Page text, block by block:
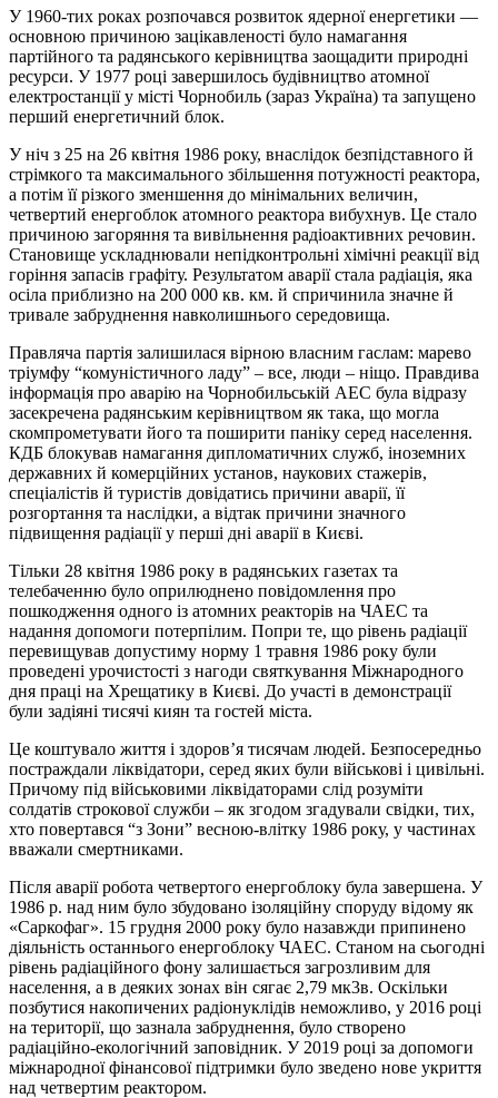
У 1960-тих роках розпочався розвиток ядерної енергетики —
основною причиною зацікавленості було намагання
партійного та радянського керівництва заощадити природні
ресурси. У 1977 році завершилось будівництво атомної
електростанції у місті Чорнобиль (зараз Україна) та запущено
перший енергетичний блок.
У ніч з 25 на 26 квітня 1986 року, внаслідок безпідставного й
стрімкого та максимального збільшення потужності реактора,
а потім її різкого зменшення до мінімальних величин,
четвертий енергоблок атомного реактора вибухнув. Це стало
причиною загоряння та вивільнення радіоактивних речовин.
Становище ускладнювали непідконтрольні хімічні реакції від
горіння запасів графіту. Результатом аварії стала радіація, яка
осіла приблизно на 200 000 кв. км. й спричинила значне й
тривале забруднення навколишнього середовища.
Правляча партія залишилася вірною власним гаслам: марево
тріумфу “комуністичного ладу” – все, люди – ніщо. Правдива
інформація про аварію на Чорнобильській АЕС була відразу
засекречена радянським керівництвом як така, що могла
скомпрометувати його та поширити паніку серед населення.
КДБ блокував намагання дипломатичних служб, іноземних
державних й комерційних установ, наукових стажерів,
спеціалістів й туристів довідатись причини аварії, її
розгортання та наслідки, а відтак причини значного
підвищення радіації у перші дні аварії в Києві.
Тільки 28 квітня 1986 року в радянських газетах та
телебаченню було оприлюднено повідомлення про
пошкодження одного із атомних реакторів на ЧАЕС та
надання допомоги потерпілим. Попри те, що рівень радіації
перевищував допустиму норму 1 травня 1986 року були
проведені урочистості з нагоди святкування Міжнародного
дня праці на Хрещатику в Києві. До участі в демонстрації
були задіяні тисячі киян та гостей міста.
Це коштувало життя і здоров’я тисячам людей. Безпосередньо
постраждали ліквідатори, серед яких були військові і цивільні.
Причому під військовими ліквідаторами слід розуміти
солдатів строкової служби – як згодом згадували свідки, тих,
хто повертався “з Зони” весною-влітку 1986 року, у частинах
вважали смертниками.
Після аварії робота четвертого енергоблоку була завершена. У
1986 р. над ним було збудовано ізоляційну споруду відому як
«Саркофаг». 15 грудня 2000 року було назавжди припинено
діяльність останнього енергоблоку ЧАЕС. Станом на сьогодні
рівень радіаційного фону залишається загрозливим для
населення, а в деяких зонах він сягає 2,79 мк3в. Оскільки
позбутися накопичених радіонуклідів неможливо, у 2016 році
на території, що зазнала забруднення, було створено
радіаційно-екологічний заповідник. У 2019 році за допомоги
міжнародної фінансової підтримки було зведено нове укриття
над четвертим реактором.